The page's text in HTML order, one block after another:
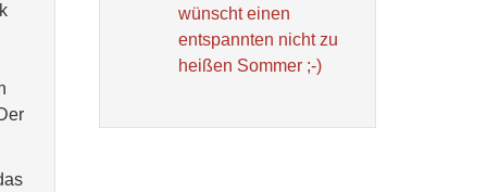
wünscht einen
entspannten nicht zu
heißen Sommer ;-)